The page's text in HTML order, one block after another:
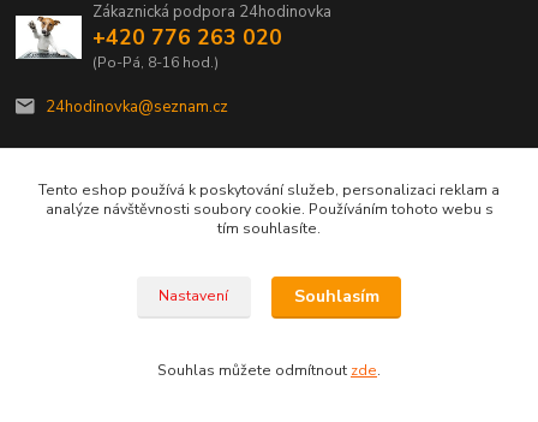
Zákaznická podpora 24hodinovka
+420 776 263 020
(Po-Pá, 8-16 hod.)
24hodinovka@seznam.cz
© 2012–2026 24hodinovka.cz | Spolehlivý partner chovatelů od roku 2012.
Vytvořeno na
Eshop-rychle.cz
Tento eshop používá k poskytování služeb, personalizaci reklam a
analýze návštěvnosti soubory cookie. Používáním tohoto webu s
tím souhlasíte.
Nastavení Souhlasím
Souhlas můžete odmítnout zde.